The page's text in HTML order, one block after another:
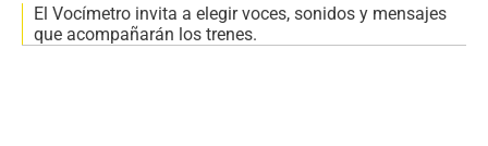
El Vocímetro invita a elegir voces, sonidos y mensajes
que acompañarán los trenes.